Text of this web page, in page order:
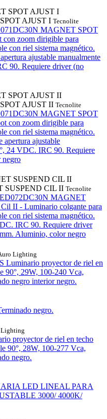
AJUST I Tecnolite
MAGNET SPOT
con zoom dirigible para
con riel sistema magnético.
ajustable manualmente
90. Requiere driver (no
AJUST II Tecnolite
MAGNET SPOT
con zoom dirigible para
con riel sistema magnético.
ajustable
24 VDC. IRC 90. Requiere
SUSPEND CIL II Tecnolite
MAGNET
II - Luminario colgante para
con riel sistema magnético.
IRC 90. Requiere driver
Aluminio, color negro
Lighting
Luminario proyector de riel en
90°, 29W, 100-240 Vca,
negro interior negro.
negro.
Lighting
proyector de riel en techo
90°, 28W, 100-277 Vca,
negro.
LED LINEAL PARA
3000/ 4000K/